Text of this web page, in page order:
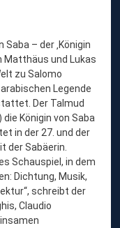
– der ‚Königin
Matthäus und Lukas
zu Salomo
Legende
Der Talmud
Königin von Saba
in der 27. und der
der Sabäerin.
Schauspiel, in dem
Dichtung, Musik,
schreibt der
Claudio